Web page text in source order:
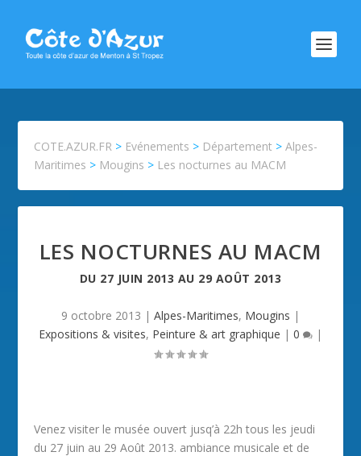
COTE.AZUR.FR > Evénements > Département >Alpes-
Maritimes > Mougins > Les nocturnes au MACM
LES NOCTURNES AU MACM
DU 27 JUIN 2013 AU 29 AOÛT 2013
9 octobre 2013 | Alpes-Maritimes, Mougins |
Expositions & visites, Peinture & art graphique | 0 |
Venez visiter le musée ouvert jusq’à 22h tous les jeudi
du 27 juin au 29 Août 2013. ambiance musicale et de